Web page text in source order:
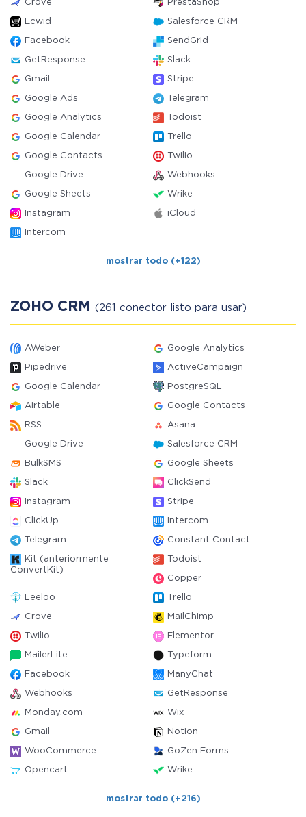
Crove PrestaShop
Ecwid Salesforce CRM
Facebook SendGrid
GetResponse Slack
Gmail Stripe
Google Ads Telegram
Google Analytics Todoist
Google Calendar Trello
Google Contacts Twilio
Google Drive Webhooks
Google Sheets Wrike
Instagram iCloud
Intercom
mostrar todo (+122)
ZOHO CRM (261 conector listo para usar)
AWeber Google Analytics
Pipedrive ActiveCampaign
Google Calendar PostgreSQL
Airtable Google Contacts
RSS Asana
Google Drive Salesforce CRM
BulkSMS Google Sheets
Slack ClickSend
Instagram Stripe
ClickUp Intercom
Telegram Constant Contact
Kit (anteriormente
ConvertKit)
Todoist
Copper
Leeloo Trello
Crove MailChimp
Twilio Elementor
MailerLite Typeform
Facebook ManyChat
Webhooks GetResponse
Monday.com Wix
Gmail Notion
WooCommerce GoZen Forms
Opencart Wrike
mostrar todo (+216)